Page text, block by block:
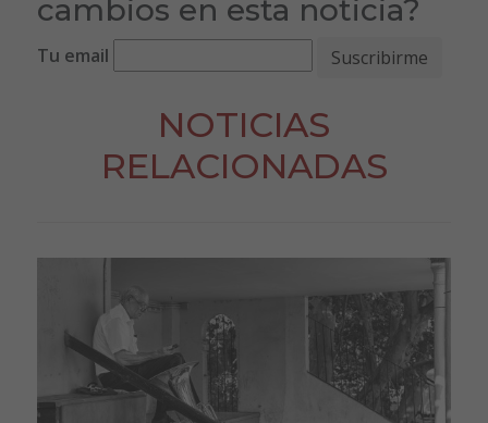
cambios en esta noticia?
Tu email
NOTICIAS
RELACIONADAS